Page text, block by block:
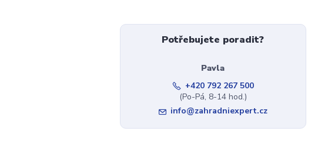
Potřebujete poradit?
Pavla
+420 792 267 500
(Po-Pá, 8-14 hod.)
info@zahradniexpert.cz